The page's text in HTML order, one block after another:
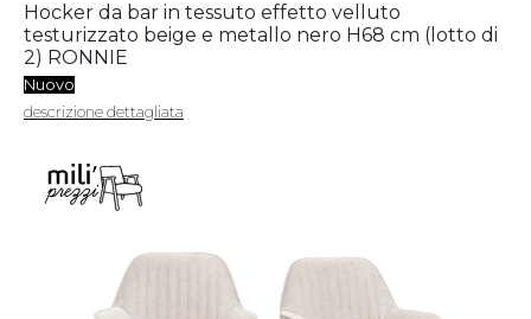
Hocker da bar in tessuto effetto velluto
testurizzato beige e metallo nero H68 cm (lotto di
2) RONNIE
Nuovo
descrizione dettagliata